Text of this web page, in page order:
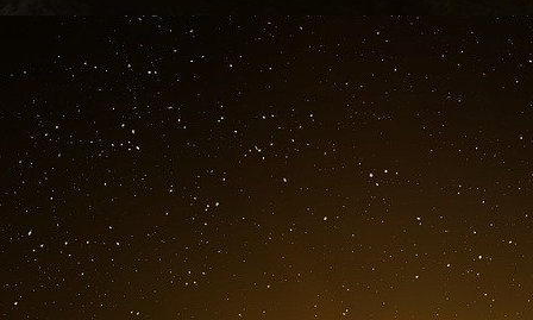
La plus grande menace que fait peser M.
Ayant reconquis le pouvoir à la suite de
certainement conforté dans son intuition que
les normes, les coutumes et
ennemis, M. Trump fera la guerre à
chemin, y compris les tribunaux et le ministère
Pourtant, une victoire de Trump l’année
l’étranger. La Chine et ses amis se
est dysfonctionnelle. Si M. Trump piétine les
États-Unis, ses diplomates ne pourraient pas